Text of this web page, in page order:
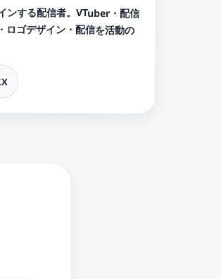
する配信者。VTuber・配信
ロゴデザイン・配信を活動の
X